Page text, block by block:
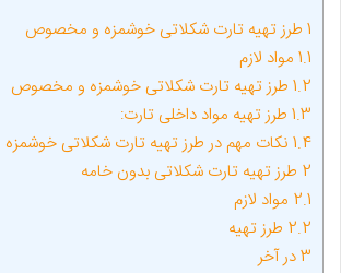
1 طرز تهیه تارت شکلاتی خوشمزه و مخصوص
1.1 مواد لازم
1.2 طرز تهیه تارت شکلاتی خوشمزه و مخصوص
1.3 طرز تهیه مواد داخلی تارت:
1.4 نکات مهم در طرز تهیه تارت شکلاتی
2 طرز تهیه تارت شکلاتی بدون خامه
2.1 مواد لازم
2.2 طرز تهیه
3در آخر